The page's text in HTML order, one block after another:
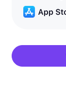
that you'll love
patient.